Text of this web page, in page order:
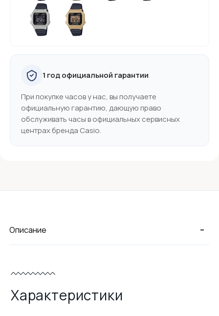
1 год официальной гарантии
При покупке часов у нас, вы получаете
официальную гарантию, дающую право
обслуживать часы в официальных сервисных
центрах бренда Casio.
-
Описание
Характеристики